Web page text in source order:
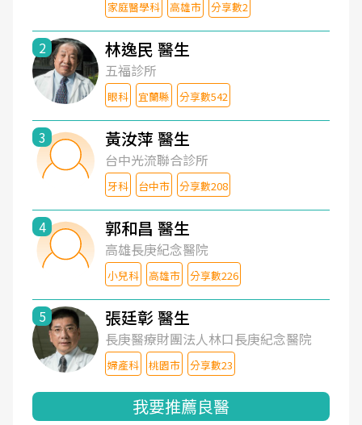
家庭醫學科 高雄市 分享數2
2 林逸民 醫生
五福診所
眼科 宜蘭縣 分享數542
3 黃汝萍 醫生
台中光流聯合診所
牙科 台中市 分享數208
4 郭和昌 醫生
高雄長庚紀念醫院
小兒科 高雄市 分享數226
5 張廷彰 醫生
長庚醫療財團法人林口長庚紀念醫院
婦產科 桃園市 分享數23
我要推薦良醫